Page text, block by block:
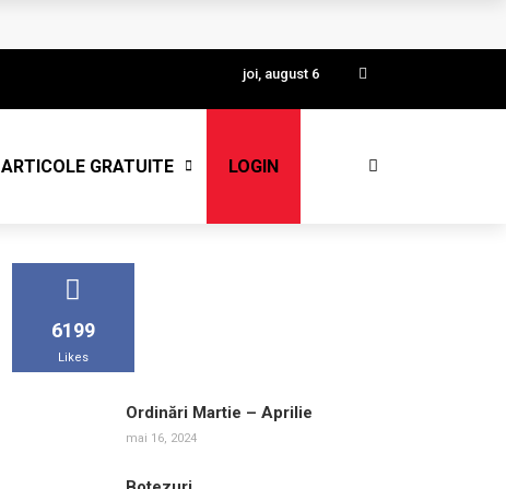
joi, august 6
ARTICOLE GRATUITE LOGIN
6199
Likes
Ordinări Martie – Aprilie
mai 16, 2024